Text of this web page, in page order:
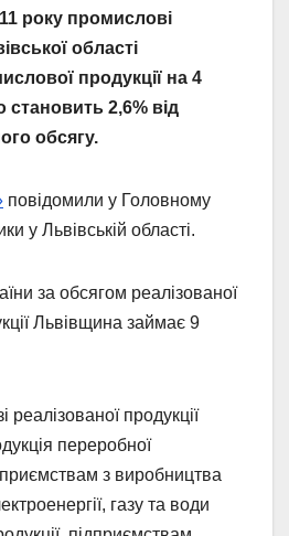
року промислові
області
продукції на 4
2,6% від
обсягу.
повідомили у Головному
у Львівській області.
за обсягом реалізованої
Львівщина займає 9
реалізованої продукції
переробної
з виробництва
газу та води